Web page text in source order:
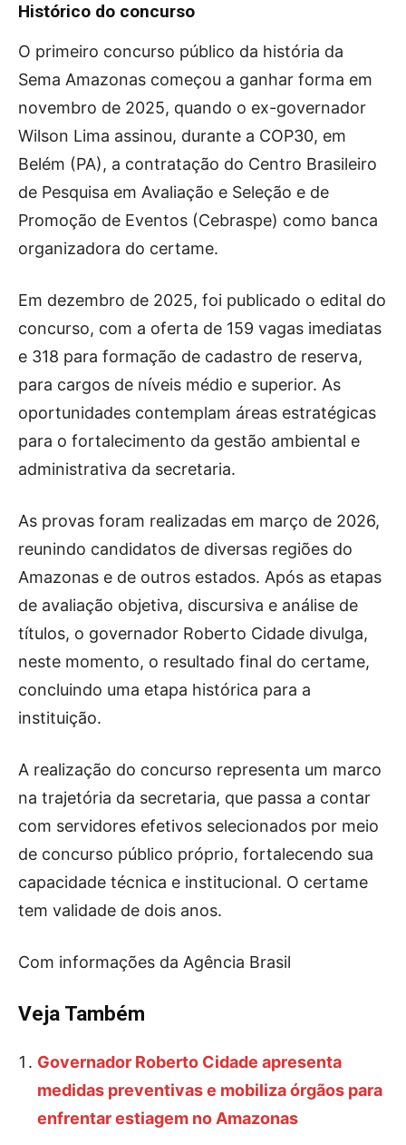
Histórico do concurso
O primeiro concurso público da história da
Sema Amazonas começou a ganhar forma em
novembro de 2025, quando o ex-governador
Wilson Lima assinou, durante a COP30, em
Belém (PA), a contratação do Centro Brasileiro
de Pesquisa em Avaliação e Seleção e de
Promoção de Eventos (Cebraspe) como banca
organizadora do certame.
Em dezembro de 2025, foi publicado o edital do
concurso, com a oferta de 159 vagas imediatas
e 318 para formação de cadastro de reserva,
para cargos de níveis médio e superior. As
oportunidades contemplam áreas estratégicas
para o fortalecimento da gestão ambiental e
administrativa da secretaria.
As provas foram realizadas em março de 2026,
reunindo candidatos de diversas regiões do
Amazonas e de outros estados. Após as etapas
de avaliação objetiva, discursiva e análise de
títulos, o governador Roberto Cidade divulga,
neste momento, o resultado final do certame,
concluindo uma etapa histórica para a
instituição.
A realização do concurso representa um marco
na trajetória da secretaria, que passa a contar
com servidores efetivos selecionados por meio
de concurso público próprio, fortalecendo sua
capacidade técnica e institucional. O certame
tem validade de dois anos.
Com informações da Agência Brasil
Veja Também
Governador Roberto Cidade apresenta
medidas preventivas e mobiliza órgãos para
enfrentar estiagem no Amazonas